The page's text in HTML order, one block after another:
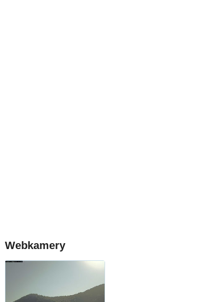
Webkamery